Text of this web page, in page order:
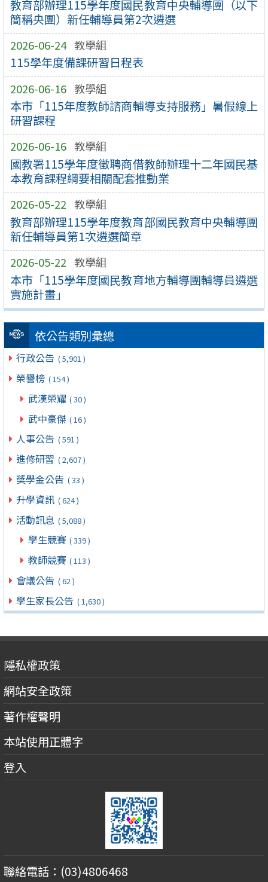
教育部辦理115學年度國民教育中央輔導團（以下
簡稱央團）新任輔導員第2次遴選
2026-06-24 教學組
115學年度備課研習日程表
2026-06-16 教學組
本市「115年度教師諮商輔導支持服務」暑假線上
研習課程
2026-06-16 教學組
國教署115學年度徵聘商借教師辦理十二年國民基
本教育課程綱要相關配套推動業
2026-05-22 教學組
教育部辦理115學年度教育部國民教育中央輔導團
新任輔導員第1次遴選簡章
2026-05-22 教學組
本市「115學年度國民教育地方輔導團輔導員遴選
實施計畫」
依公告類別彙總
行政公告 ( 5,901 )
榮譽榜 ( 154 )
武漢榮耀 ( 30 )
武中豪傑 ( 16 )
人事公告 ( 591 )
進修研習 ( 2,607 )
獎學金公告 ( 33 )
升學資訊 ( 624 )
活動訊息 ( 5,088 )
學生競賽 ( 339 )
教師競賽 ( 113 )
會議公告 ( 62 )
學生家長公告 ( 1,630 )
隱私權政策
網站安全政策
著作權聲明
本站使用正體字
登入
聯絡電話：(03)4806468